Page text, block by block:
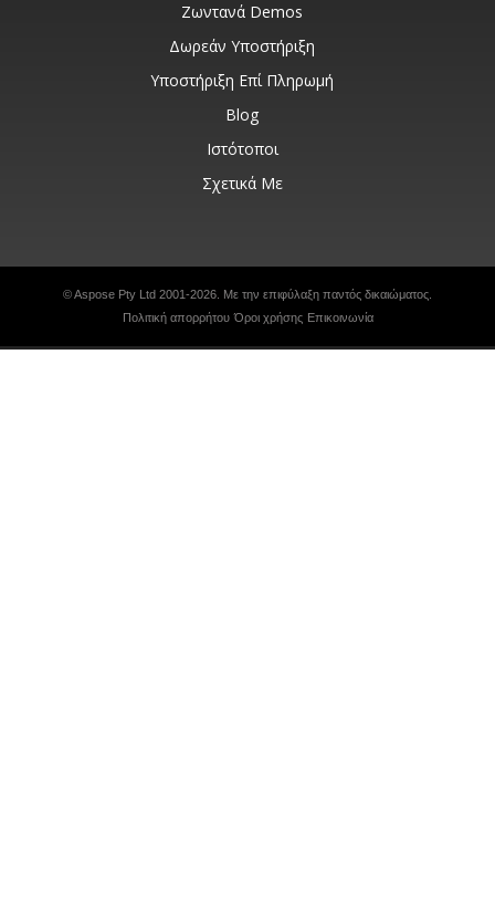
Ζωντανά Demos
Δωρεάν Υποστήριξη
Υποστήριξη Επί Πληρωμή
Blog
Ιστότοποι
Σχετικά Με
© Aspose Pty Ltd 2001-2026. Με την επιφύλαξη παντός δικαιώματος.
Πολιτική απορρήτου Όροι χρήσης Επικοινωνία